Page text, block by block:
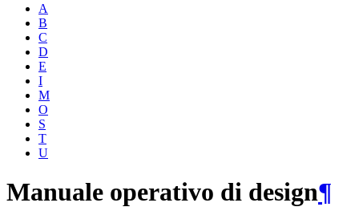
A
B
C
D
E
I
M
O
S
T
U
Manuale operativo di design¶